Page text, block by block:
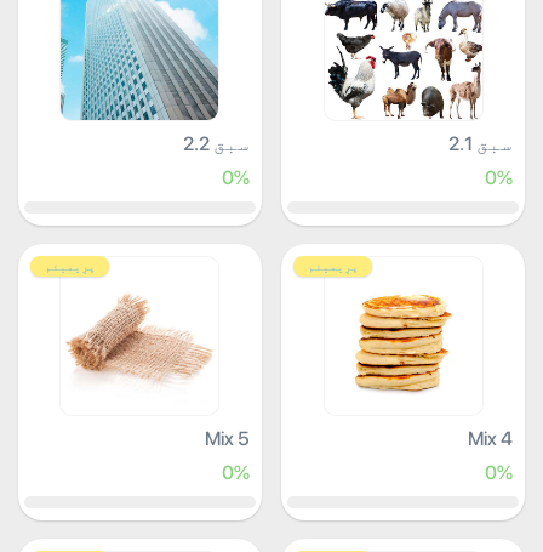
سبق 2.1
0%
سبق 2.2
0%
پرِیمیئم
Mix 4
0%
پرِیمیئم
Mix 5
0%